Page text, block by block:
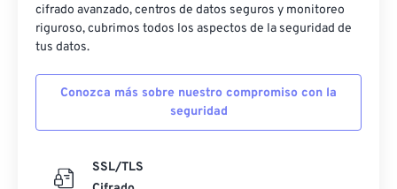
cifrado avanzado, centros de datos seguros y monitoreo
riguroso, cubrimos todos los aspectos de la seguridad de
tus datos.
Conozca más sobre nuestro compromiso con la
seguridad
SSL/TLS